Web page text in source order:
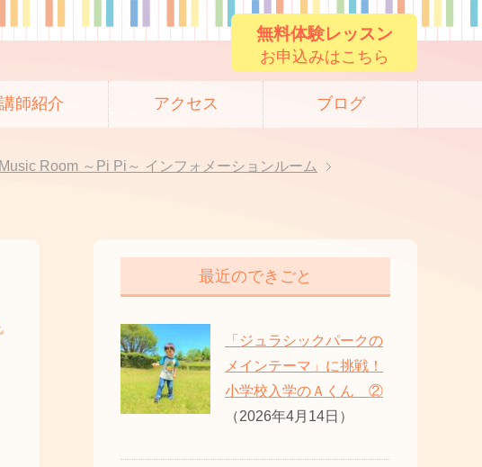
無料体験レッスン
お申込みはこちら
講師紹介 アクセス ブログ
Room ～Pi Pi～ インフォメーションルーム
最近のできごと
「ジュラシックパークの
メインテーマ」に挑戦！
小学校入学のＡくん ②
（2026年4月14日）